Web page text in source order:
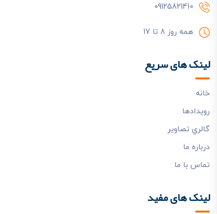
09125821410
همه روز 8 تا 17
لینک های سریع
خانه
رويدادها
گالري تصاوير
درباره ما
تماس با ما
لینک های مفید